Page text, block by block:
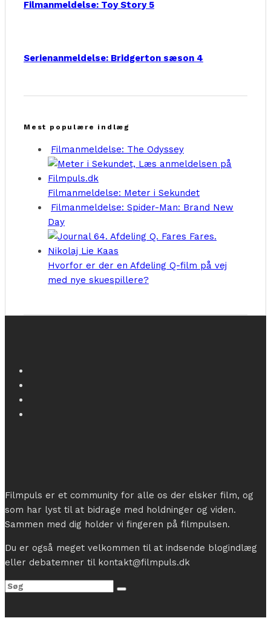
Filmanmeldelse: Toy Story 5
Serienanmeldelse: Bridgerton sæson 4
Mest populære indlæg
Filmanmeldelse: The Odyssey
Filmanmeldelse: Meter i Sekundet
Filmanmeldelse: Spider-Man: Brand New
Day
Hvorfor er der en Afdeling Q-film på vej
med nye skuespillere?
Filmpuls er et community for alle os der elsker film, og
som har lyst til at bidrage med holdninger og viden.
Sammen med dig holder vi fingeren på filmpulsen.
Du er også meget velkommen til at indsende blogindlæg
eller debatemner til kontakt@filmpuls.dk